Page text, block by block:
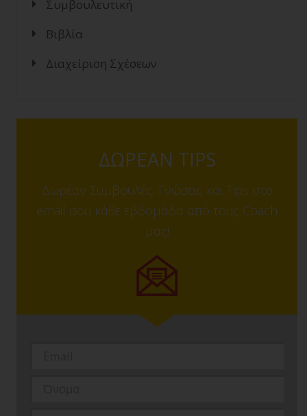
Συμβουλευτική
Βιβλία
Διαχείριση Σχέσεων
ΔΩΡΕΑΝ TIPS
Δωρέαν Συμβουλές, Γνώσεις και Tips στο
email σου κάθε εβδομάδα από τους Coach
μας!